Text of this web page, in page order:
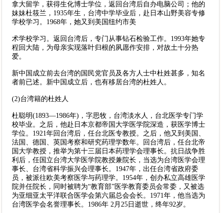
拿大留学，获得生化博士学位，返回台湾后自办电脑公司；他的
妹妹杜筱兰，1935年生，台湾中学毕业后，赴日本山野美容专修
学校学习。1968年，她又到美国纽约市美
术学校学习。返回台湾后，专门从事钻石检验工作。1993年她专
程回大陆，为母亲实现落叶归根的夙愿作安排，对故土十分热
爱。
新中国成立前去台湾的国民党官员及各方人士中杜姓甚多，知名
者前已述。新中国成立后，也有移居台湾的杜姓人。
(2)台湾籍的杜姓人
杜聪明(1893—1986年)，字思牧，台湾淡水人，台北医学专门学
校毕业。之后，他赴日本京都帝国大学医学院深造，获医学博士
学位。1921年回台湾后，任台北医专教授。之后，他又到美国、
法国、德国、英国考察和研究药理学数年。回台湾后，任台北帝
国大学教授，推举为第十三届日本药理学会理事长。抗日战争胜
利后，任国立台湾大学医学院教授兼院长，当选为台湾医学会理
事长、台湾省科学振兴会理事长。1947年，出任台湾省政府委
员，被派往欧美考察医学与药理学。1954年，创办私立高雄医学
院并任院长，同时被聘为“教育部”医学教育委员会常委，又被选
为亚细亚太平洋联合医学会第六届总会会长。1971年，他当选为
台湾医学会名誉理事长。1986年 2月25日逝世，终年92岁。